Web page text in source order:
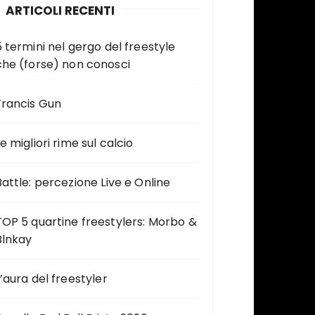
ARTICOLI RECENTI
termini nel gergo del freestyle
(forse) non conosci
Gun
migliori rime sul calcio
percezione Live e Online
5 quartine freestylers: Morbo &
del freestyler